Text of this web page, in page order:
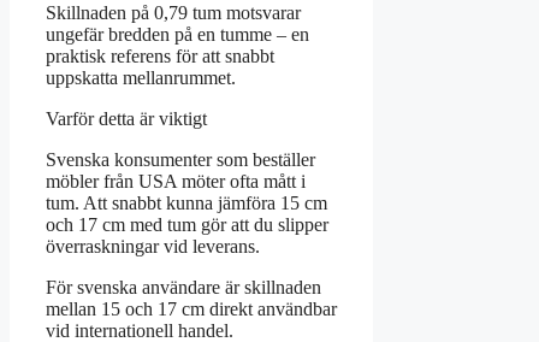
Skillnaden på 0,79 tum motsvarar
ungefär bredden på en tumme – en
praktisk referens för att snabbt
uppskatta mellanrummet.
Varför detta är viktigt
Svenska konsumenter som beställer
möbler från USA möter ofta mått i
tum. Att snabbt kunna jämföra 15 cm
och 17 cm med tum gör att du slipper
överraskningar vid leverans.
För svenska användare är skillnaden
mellan 15 och 17 cm direkt användbar
vid internationell handel.